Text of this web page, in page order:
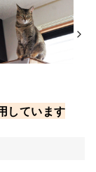
しています